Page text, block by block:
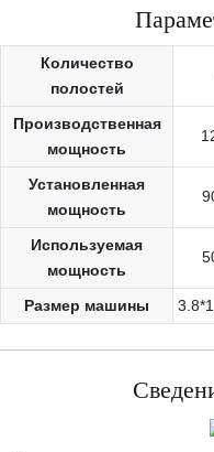
Количество
полостей
Производственная
мощность
Установленная
мощность
Используемая
мощность
Размер машины